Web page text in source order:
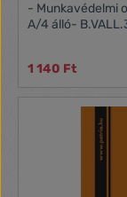
- Munkavédelmi
A/4 álló-
1 140 Ft